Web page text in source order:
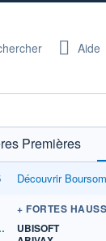
Aide
Premières
INVESTIR À 0€
Découvrir
$US
+ FORTES
UBISOFT